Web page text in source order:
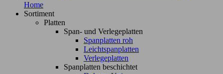
Home
Sortiment
Platten
Span- und Verlegeplatten
Spanplatten roh
Leichtspanplatten
Verlegeplatten
Spanplatten beschichtet